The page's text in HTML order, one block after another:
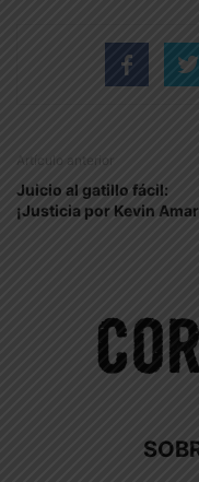
Artículo anterior
Juicio al gatillo fácil:
¡Justicia por Kevin